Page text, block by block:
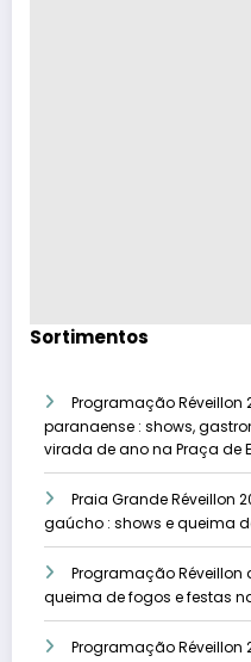
Sortimentos
Programação Réveillon
paranaense : shows,
virada de ano na Praça de
Praia Grande Réveillon
gaúcho : shows e queima
Programação Réveillon
queima de fogos e festas
Programação Réveillon